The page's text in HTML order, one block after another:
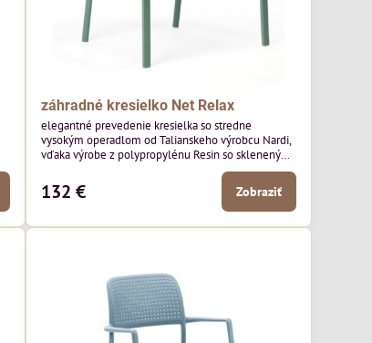
záhradné kresielko Net Relax
elegantné prevedenie kresielka so stredne
vysokým operadlom od Talianskeho výrobcu Nardi,
vďaka výrobe z polypropylénu Resin so skleneným
vláknom a UV aditívom je veľmi odolné, s vysokou
nosnosťou a v
132 € Zobraziť